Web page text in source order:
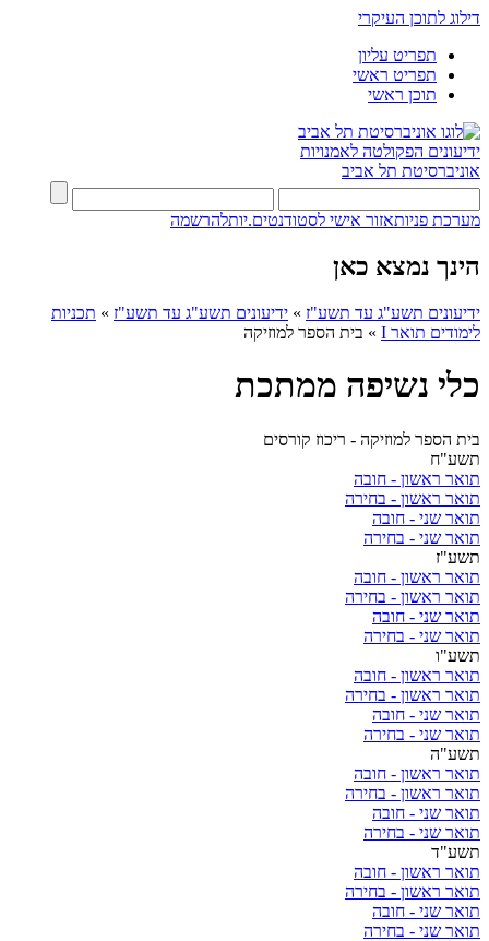
דילוג לתוכן העיקרי
תפריט עליון
תפריט ראשי
תוכן ראשי
ידיעונים הפקולטה לאמנויות
אוניברסיטת תל אביב
מערכת פניותאזור אישי לסטודנטים.יותלהרשמה
הינך נמצא כאן
ידיעונים תשע"ג עד תשע"ז » ידיעונים תשע"ג עד תשע"ז » תכניות
לימודים תואר I
» בית הספר למוזיקה
כלי נשיפה ממתכת
בית הספר למוזיקה - ריכוז קורסים
תשע"ח
תואר ראשון - חובה
תואר ראשון - בחירה
תואר שני - חובה
תואר שני - בחירה
תשע"ז
תואר ראשון - חובה
תואר ראשון - בחירה
תואר שני - חובה
תואר שני - בחירה
תשע"ו
תואר ראשון - חובה
תואר ראשון - בחירה
תואר שני - חובה
תואר שני - בחירה
תשע"ה
תואר ראשון - חובה
תואר ראשון - בחירה
תואר שני - חובה
תואר שני - בחירה
תשע"ד
תואר ראשון - חובה
תואר ראשון - בחירה
תואר שני - חובה
תואר שני - בחירה